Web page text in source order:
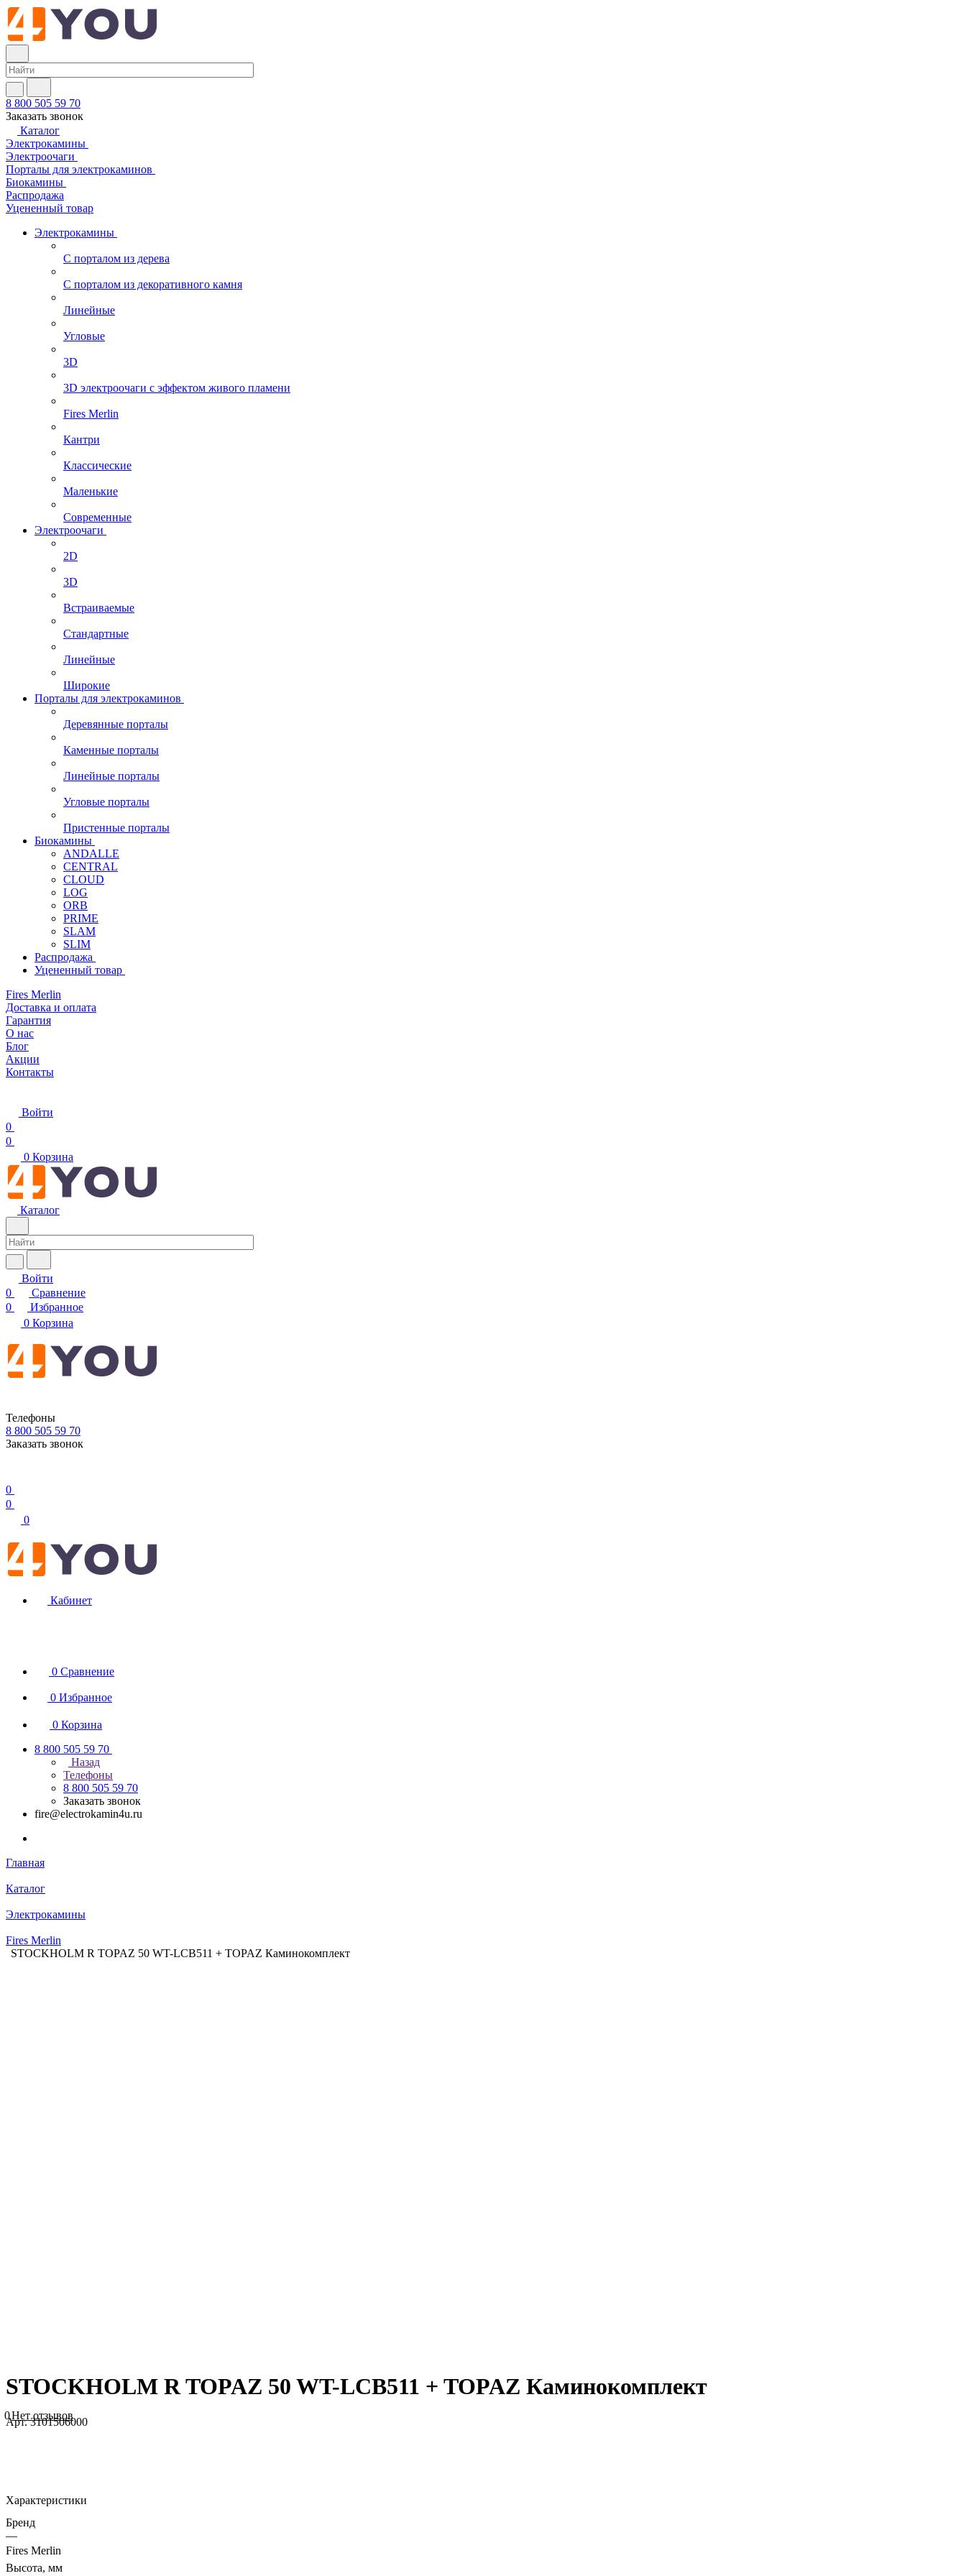
8 800 505 59 70
Заказать звонок
Каталог
Электрокамины
Электроочаги
Порталы для электрокаминов
Биокамины
Распродажа
Уцененный товар
Электрокамины
С порталом из дерева
С порталом из декоративного камня
Линейные
Угловые
3D
3D электроочаги с эффектом живого пламени
Fires Merlin
Кантри
Классические
Маленькие
Современные
Электроочаги
2D
3D
Встраиваемые
Стандартные
Линейные
Широкие
Порталы для электрокаминов
Деревянные порталы
Каменные порталы
Линейные порталы
Угловые порталы
Пристенные порталы
Биокамины
ANDALLE
CENTRAL
CLOUD
LOG
ORB
PRIME
SLAM
SLIM
Распродажа
Уцененный товар
Fires Merlin
Доставка и оплата
Гарантия
О нас
Блог
Акции
Контакты
Войти
0
0
0 Корзина
Каталог
Войти
0
Сравнение
0
Избранное
0 Корзина
Телефоны
8 800 505 59 70
Заказать звонок
0
0
0
Кабинет
0 Сравнение
0 Избранное
0 Корзина
8 800 505 59 70
Назад
Телефоны
8 800 505 59 70
Заказать звонок
fire@electrokamin4u.ru
Главная
Каталог
Электрокамины
Fires Merlin
STOCKHOLM R TOPAZ 50 WT-LCB511 + TOPAZ Каминокомплект
STOCKHOLM R TOPAZ 50 WT-LCB511 + TOPAZ Каминокомплект
0Нет отзывов
Арт.3101506000
Характеристики
Бренд
—
Fires Merlin
Высота, мм